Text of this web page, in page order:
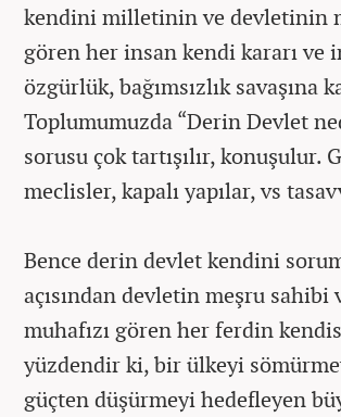
kendini milletinin ve devletinin
gören her insan kendi kararı ve
özgürlük, bağımsızlık savaşına
Toplumumuzda “Derin Devlet
sorusu çok tartışılır, konuşulur.
meclisler, kapalı yapılar, vs
Bence derin devlet kendini
açısından devletin meşru
muhafızı gören her ferdin
yüzdendir ki, bir ülkeyi
güçten düşürmeyi hedefleyen